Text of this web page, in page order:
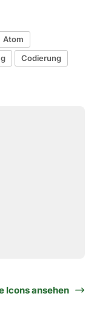
Atom
Codierung
Icons ansehen